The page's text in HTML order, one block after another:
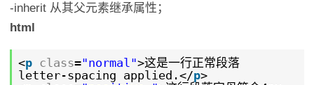
-inherit 从其父元素继承属性；
html
<p class="normal">这是一行正常段落
letter-spacing applied.</p>